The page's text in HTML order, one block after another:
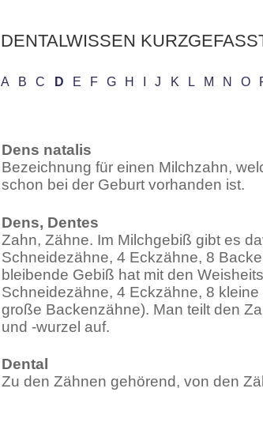
DENTALWISSEN
A B C D E F G H J K L M N O
Dens natalis
Bezeichnung für einen Milchzahn,
schon bei der Geburt vorhanden ist.
Dens, Dentes
Zahn, Zähne. Im Milchgebiß gibt es
Schneidezähne, 4 Eckzähne, 8
bleibende Gebiß hat mit den
Schneidezähne, 4 Eckzähne, 8
große Backenzähne). Man teilt den
und -wurzel auf.
Dental
Zu den Zähnen gehörend, von den